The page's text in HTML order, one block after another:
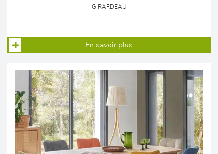
GIRARDEAU
En savoir plus